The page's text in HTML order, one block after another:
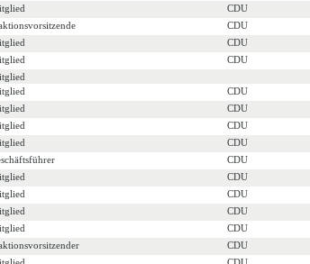
CDU
CDU
CDU
CDU
CDU
CDU
CDU
CDU
CDU
CDU
CDU
CDU
CDU
CDU
CDU